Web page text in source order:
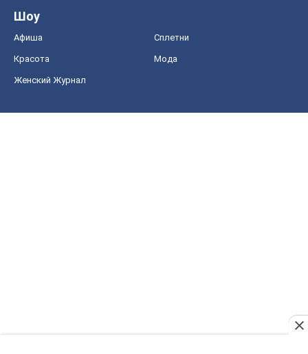
Шоу
Афиша Сплетни
Красота Мода
Женский Журнал